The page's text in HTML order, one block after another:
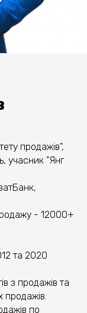
продажів",
учасник "Янг
- 12000+
та 2020
з продажів та
продажів.
по